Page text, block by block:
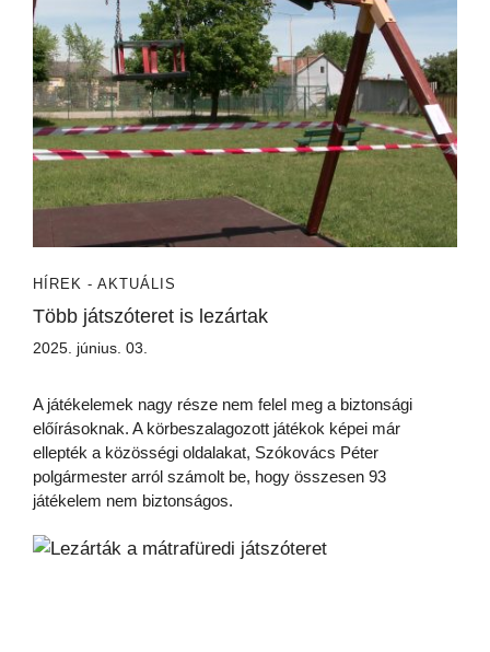
HÍREK - AKTUÁLIS
Több játszóteret is lezártak
2025. június. 03.
A játékelemek nagy része nem felel meg a biztonsági
előírásoknak. A körbeszalagozott játékok képei már
ellepték a közösségi oldalakat, Szókovács Péter
polgármester arról számolt be, hogy összesen 93
játékelem nem biztonságos.